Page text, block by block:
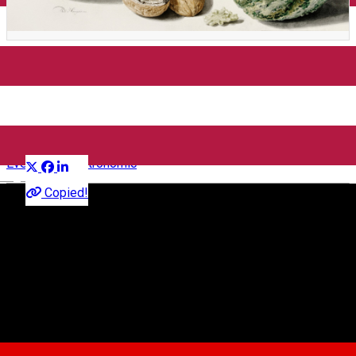
English
tematică
Copied!
Eveniment gastronomic